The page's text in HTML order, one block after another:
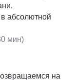
абсолютной
мин)
на